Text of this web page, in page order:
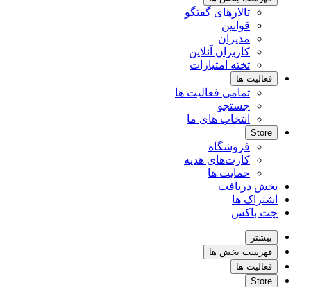
تالارهای گفتگو
قوانین
مدیران
کاربران آنلاین
تخته امتیازات
فعالیت ها
تمامی فعالیت ها
جستجو
انتخاب های ما
Store
فروشگاه
کارت‌های هدیه
حمایت ها
بخش دریافت
اشتراک ها
چت باکس
بیشتر
فهرست بخش ها
فعالیت ها
Store